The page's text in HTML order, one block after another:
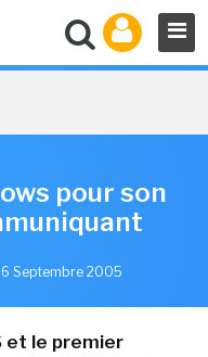
pour son
Septembre 2005
et le premier